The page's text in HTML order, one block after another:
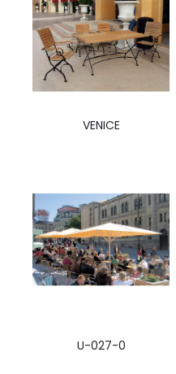
VENICE
U-027-0